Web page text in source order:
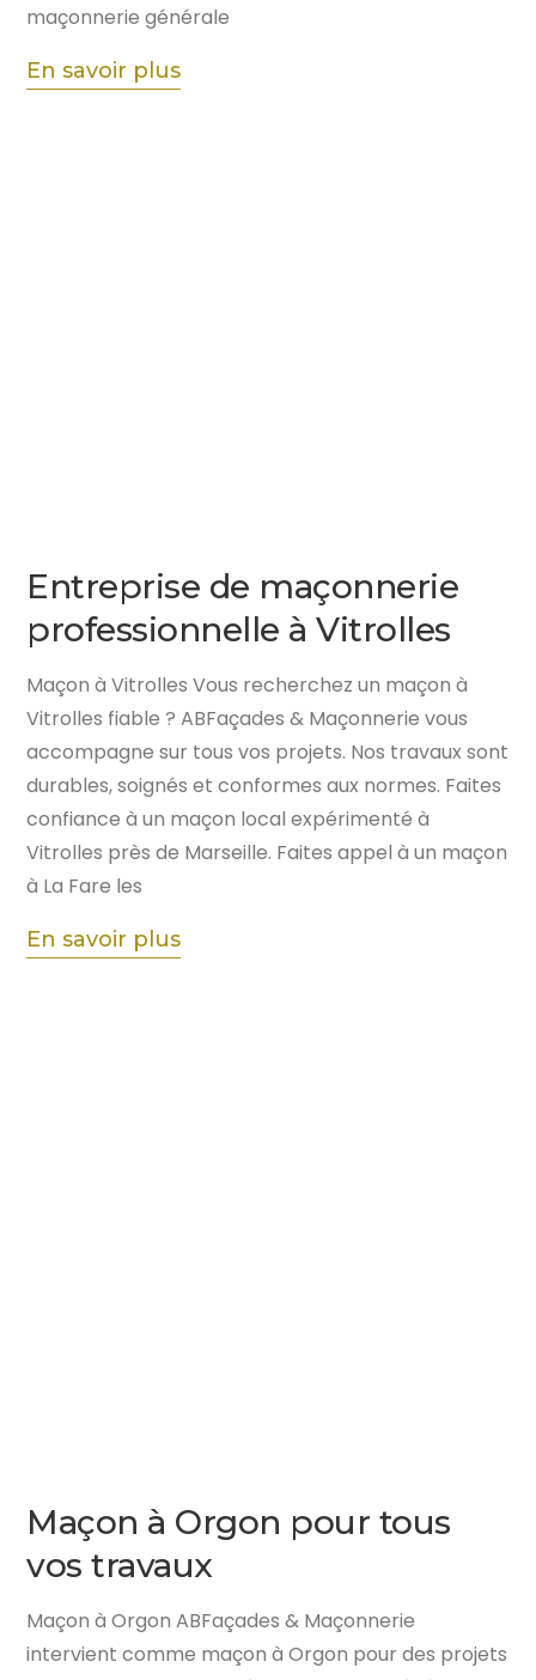
maçonnerie générale
En savoir plus
Entreprise de maçonnerie
professionnelle à Vitrolles
Maçon à Vitrolles Vous recherchez un maçon à
Vitrolles fiable ? ABFaçades & Maçonnerie vous
accompagne sur tous vos projets. Nos travaux sont
durables, soignés et conformes aux normes. Faites
confiance à un maçon local expérimenté à
Vitrolles près de Marseille. Faites appel à un maçon
à La Fare les
En savoir plus
Maçon à Orgon pour tous
vos travaux
Maçon à Orgon ABFaçades & Maçonnerie
intervient comme maçon à Orgon pour des projets